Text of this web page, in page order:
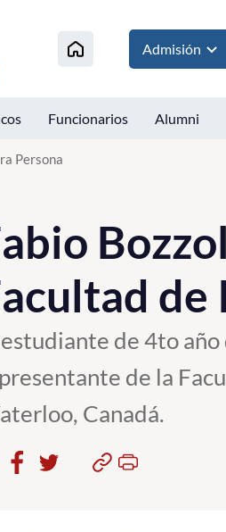
Admisión
Funcionarios Alumni
Persona
de
de 4to
de la
Canadá.